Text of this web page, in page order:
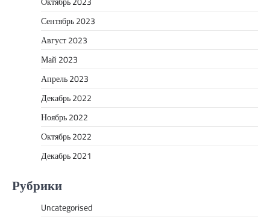
Сентябрь 2023
Август 2023
Май 2023
Апрель 2023
Декабрь 2022
Ноябрь 2022
Октябрь 2022
Декабрь 2021
Рубрики
Uncategorised